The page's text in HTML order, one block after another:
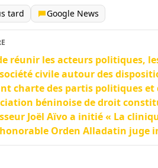
tard
Google News
réunir les acteurs politiques,
civile autour des
charte des partis politiques et
béninoise de droit
Joël Aïvo a initié « La
Orden Alladatin juge